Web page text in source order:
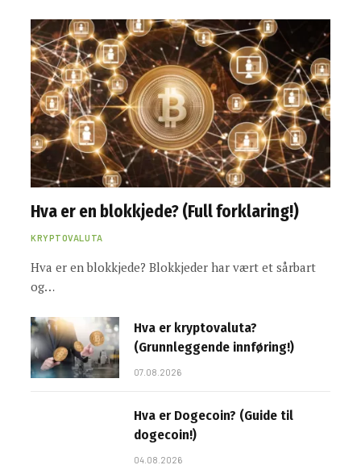
Hva er en blokkjede? (Full forklaring!)
KRYPTOVALUTA
Hva er en blokkjede? Blokkjeder har vært et sårbart
og…
Hva er kryptovaluta?
(Grunnleggende innføring!)
07.08.2026
Hva er Dogecoin? (Guide til
dogecoin!)
04.08.2026